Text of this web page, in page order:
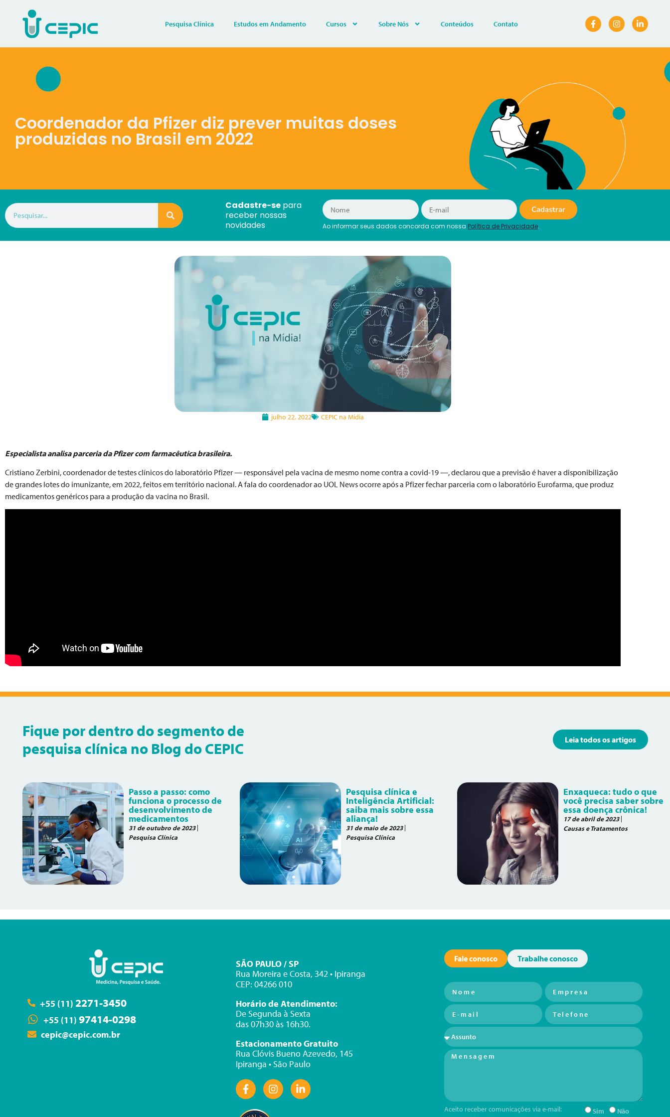
Pesquisa Clínica Estudos em Andamento Cursos Sobre Nós Conteúdos Contato
Coordenador da Pfizer diz prever muitas doses
produzidas no Brasil em 2022
Cadastre-separa
receber nossas
novidades
Cadastrar
Ao informar seus dados concorda com nossa Política de Privacidade.
julho 22, 2022 CEPIC na Mídia
Especialista analisa parceria da Pfizer com farmacêutica brasileira.
Cristiano Zerbini, coordenador de testes clínicos do laboratório Pfizer — responsável pela vacina de mesmo nome contra a covid-19 —, declarou que a previsão é haver a disponibilização
de grandes lotes do imunizante, em 2022, feitos em território nacional. A fala do coordenador ao UOL News ocorre após a Pfizer fechar parceria com o laboratório Eurofarma, que produz
medicamentos genéricos para a produção da vacina no Brasil.
Fique por dentro do segmento de
pesquisa clínica no Blog do CEPIC
Leia todos os artigos
Passo a passo: como
funciona o processo de
desenvolvimento de
medicamentos
31 de outubro de 2023
Pesquisa Clínica
Pesquisa clínica e
Inteligência Artificial:
saiba mais sobre essa
aliança!
31 de maio de 2023
Pesquisa Clínica
Enxaqueca: tudo o que
você precisa saber sobre
essa doença crônica!
17 de abril de 2023
Causas e Tratamentos
+55 (11) 2271-3450
+55 (11) 97414-0298
cepic@cepic.com.br
SÃO PAULO / SP
Rua Moreira e Costa, 342 • Ipiranga
CEP: 04266 010
Horário de Atendimento:
De Segunda à Sexta
das 07h30 às 16h30.
Estacionamento Gratuito
Rua Clóvis Bueno Azevedo, 145
Ipiranga • São Paulo
Fale conosco Trabalhe conosco
Aceito receber comunicações via e-mail: Sim Não